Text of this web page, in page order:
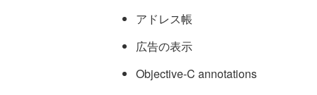
アドレス帳
広告の表示
Objective-C annotations